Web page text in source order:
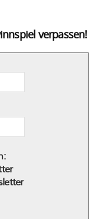
verpassen!